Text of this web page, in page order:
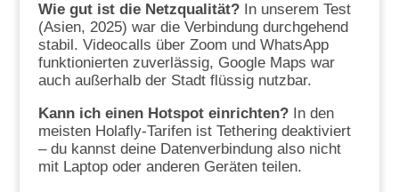
Wie gut ist die Netzqualität?In unserem Test
(Asien, 2025) war die Verbindung durchgehend
stabil. Videocalls über Zoom und WhatsApp
funktionierten zuverlässig, Google Maps war
auch außerhalb der Stadt flüssig nutzbar.
Kann ich einen Hotspot einrichten?In den
meisten Holafly-Tarifen ist Tethering deaktiviert
– du kannst deine Datenverbindung also nicht
mit Laptop oder anderen Geräten teilen.